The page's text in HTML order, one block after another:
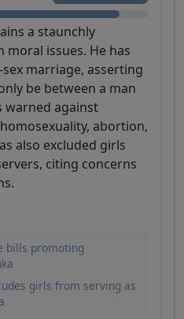
a staunchly
moral issues. He has
marriage, asserting
be between a man
warned against
abortion,
also excluded girls
citing concerns
bills promoting
girls from serving as